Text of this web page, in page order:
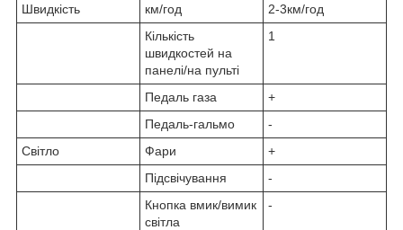
Швидкість км/год
2-3км/год
Кількість
швидкостей на
панелі/на пульті
1
Педаль газа
+
Педаль-гальмо
-
Світло
Фари
+
Підсвічування
-
Кнопка вмик/вимик
світла
-